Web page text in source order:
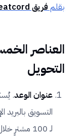
بقلمفريق Heatcord
العناصر
التحويل
عنوان الوعد.
التسويق
لـ 100 مشترٍ خلال 7 أيام."